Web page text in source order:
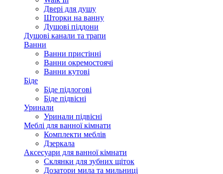
Двері для душу
Шторки на ванну
Душові піддони
Душові канали та трапи
Ванни
Ванни пристінні
Ванни окремостоячі
Ванни кутові
Біде
Біде підлогові
Біде підвісні
Уринали
Уринали підвісні
Меблі для ванної кімнати
Комплекти меблів
Дзеркала
Аксесуари для ванної кімнати
Склянки для зубних щіток
Дозатори мила та мильниці